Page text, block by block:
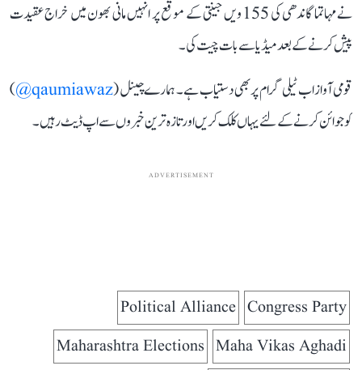
نے مہاتما گاندھی کی 155 ویں جینتی کے موقع پر انہیں مانی بھون میں خراج عقیدت
پیش کرنے کے بعد میڈیا سے بات چیت کی۔
قومی آواز اب ٹیلی گرام پر بھی دستیاب ہے۔ ہمارے چینل (qaumiawaz@
)
کو جوائن کرنے کے لئے یہاں کلک کریں اور تازہ ترین خبروں سے اپ ڈیٹ رہیں۔
ADVERTISEMENT
Congress Party
Political Alliance
Maha Vikas Aghadi
Maharashtra Elections